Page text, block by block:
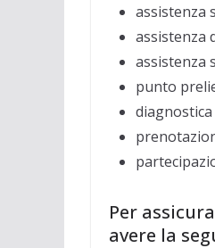
assistenza
assistenza
assistenza
punto
diagnostica
Per
avere la